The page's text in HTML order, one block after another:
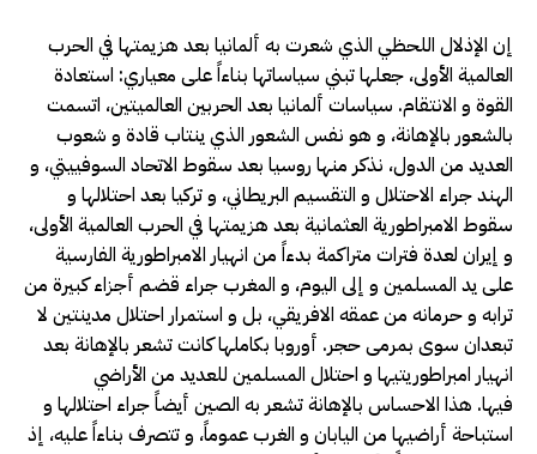
إن الإذلال اللحظي الذي شعرت به ألمانيا بعد هزيمتها في الحرب
العالمية الأولى، جعلها تبني سياساتها بناءاً على معياري: استعادة
القوة و الانتقام. سياسات ألمانيا بعد الحربين العالميتين، اتسمت
بالشعور بالإهانة، و هو نفس الشعور الذي ينتاب قادة و شعوب
العديد من الدول، نذكر منها روسيا بعد سقوط الاتحاد السوفييتي، و
الهند جراء الاحتلال و التقسيم البريطاني، و تركيا بعد احتلالها و
سقوط الامبراطورية العثمانية بعد هزيمتها في الحرب العالمية الأولى،
و إيران لعدة فترات متراكمة بدءاً من انهيار الامبراطورية الفارسية
على يد المسلمين و إلى اليوم، و المغرب جراء قضم أجزاء كبيرة من
ترابه و حرمانه من عمقه الافريقي، بل و استمرار احتلال مدينتين لا
تبعدان سوى بمرمى حجر. أوروبا بكاملها كانت تشعر بالإهانة بعد
انهيار امبراطوريتيها و احتلال المسلمين للعديد من الأراضي
فيها. هذا الاحساس بالإهانة تشعر به الصين أيضاً جراء احتلالها و
استباحة أراضيها من اليابان و الغرب عموماً، و تتصرف بناءاً عليه، إذ